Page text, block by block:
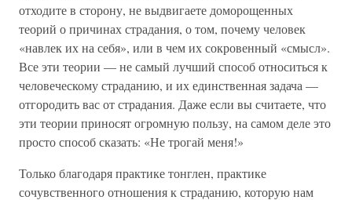
отходите в сторону, не выдвигаете доморощенных
теорий о причинах страдания, о том, почему человек
«навлек их на себя», или в чем их сокровенный «смысл».
Все эти теории — не самый лучший способ относиться к
человеческому страданию, и их единственная задача —
отгородить вас от страдания. Даже если вы считаете, что
эти теории приносят огромную пользу, на самом деле это
просто способ сказать: «Не трогай меня!»
Только благодаря практике тонглен, практике
сочувственного отношения к страданию, которую нам